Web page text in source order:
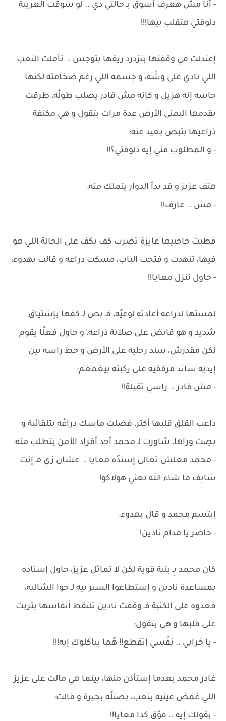
- أنا مش هعرف أسوق بـ حالتي دي .. لو سوقت العربية
دلوقتي هتقلب بيها!!!
إعتدلت في وقفتها بتزدرد ريقها بتوجس .. تأملت التعب
اللي بادي على وشُه، و جسمه اللي رغم ضخامته لكنها
حاسه إنه هزيل و كإنه مش قادر يصلب طولُه، طرقت
بقدمها اليمنى الأرض عدة مرات بتقول و هي مكتفة
ذراعيها بتبص بعيد عنه:
- و المطلوب مني إيه دلوقتي؟!!
هتف عزيز و قد بدأ الدوار يتملك منه:
- مش .. عارف!!
قطبت حاجبيها عايزة تضرب كف بكف على الحالة اللي هو
فيها، تنهدت و فتحت الباب، مسكت دراعه و قالت بهدوء:
- حاول تنزل معايا!!
لمستها لدراعه أعادته لوعيُه، فـ بص لـ كفها بإشتياق
شديد و هو قابض على صلابة ذراعه، و حاول فعلًا يقوم
لكن مقدرش، سند رجليه على الأرض و حط راسه بين
إيديه ساند مرفقيه على ركبته بيغمغم:
- مش قادر .. راسي تقيلة!!
داعب القلق قلبها أكتر، فضلت ماسك دراعُه بتلقائية و
بصِت وراها، شاورت لـ محمد أحد أفراد الأمن بتطلب منه:
- محمد معلش تعالى إسندُه معايا .. عشان زي مـ إنت
شايف ما شاء الله يعني هولاكو!
إبتسم محمد و قال بهدوء:
- حاضر يا مدام نادين!
كان محمد بِـ بنية قوية لكن لا تماثل عزيز، حاول إسناده
بمساعدة نادين و إستطاعوا السير بيه لـ جوا الشاليه،
قعدوه على الكنبة فـ وقفت نادين تلتقط أنفاسها بتربت
على قلبها و هي بتقول:
- يا خرابي .. نفَسي إتقطع!! هُما بيأكلوك إيه!!!
غادر محمد بعدما إستأذن منها، بينما هي مالت على عزيز
اللي غمض عينيه بتعب، بصتلُه بحيرة و قالت:
- بقولك إيه .. فوّق كدا معايا!!